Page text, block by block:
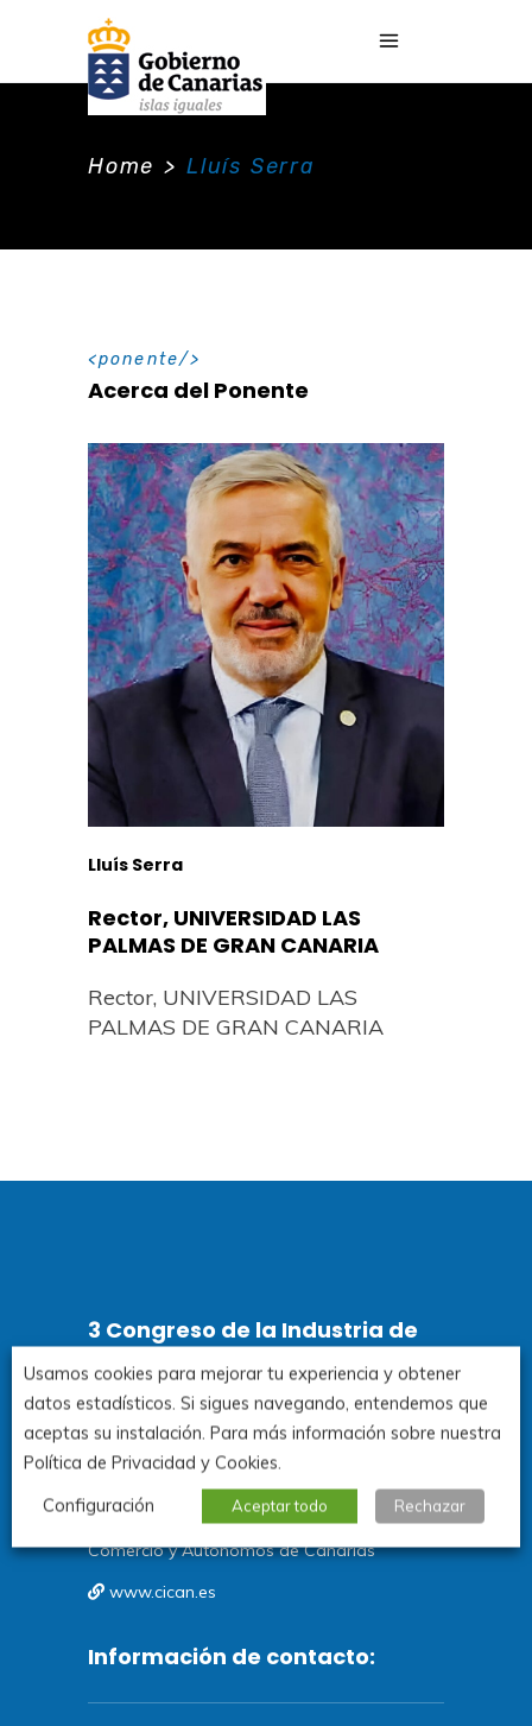
Home > Lluís Serra
ponente
Acerca del Ponente
Lluís Serra
Rector, UNIVERSIDAD LAS
PALMAS DE GRAN CANARIA
Rector, UNIVERSIDAD LAS
PALMAS DE GRAN CANARIA
3 Congreso de la Industria de
Canarias
Santa Cruz de Tenerife.
3y 4 de noviembre de 2026
Organiza: Consejería de Economía, Industria,
Comercio y Autónomos de Canarias
www.cican.es
Información de contacto:
Usamos cookies para mejorar tu experiencia y obtener
datos estadísticos. Si sigues navegando, entendemos que
aceptas su instalación. Para más información sobre nuestra
Política de Privacidad y Cookies.
Configuración
Aceptar todo Rechazar